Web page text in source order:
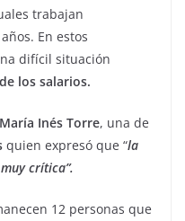
trabajan
En estos
difícil situación
los salarios.
María Inés Torre, una de
quien expresó que “la
crítica”.
12 personas que